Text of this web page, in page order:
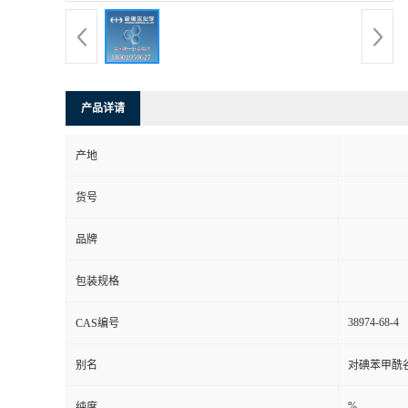
产品详请
产地
货号
品牌
包装规格
CAS编号 38974-68-4
别名 对碘苯甲酰